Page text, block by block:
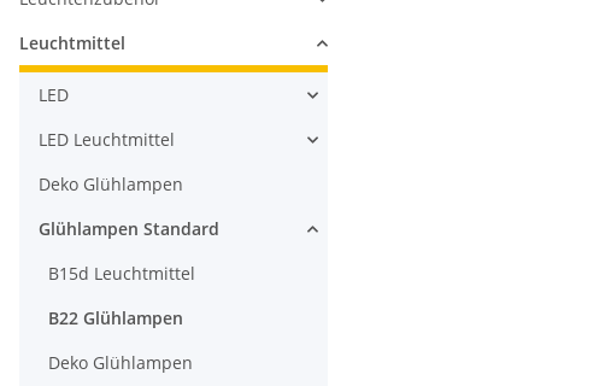
Leuchtmittel
LED
LED Leuchtmittel
Deko Glühlampen
Glühlampen Standard
B15d Leuchtmittel
B22 Glühlampen
Deko Glühlampen